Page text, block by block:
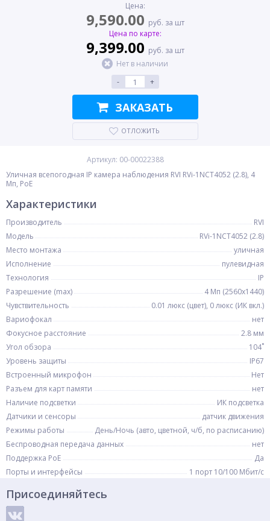
Цена:
9,590.00 руб. за шт
Цена по карте:
9,399.00 руб. за шт
Нет в наличии
-
+
ЗАКАЗАТЬ
ОТЛОЖИТЬ
Артикул: 00-00022388
Уличная всепогодная IP камера наблюдения RVI RVi-1NCT4052 (2.8), 4
Мп, PoE
Характеристики
Производитель
RVI
Модель
RVi-1NCT4052 (2.8)
Место монтажа
уличная
Исполнение
пулевидная
Технология
IP
Разрешение (max)
4 Мп (2560x1440)
Чувствительность
0.01 люкс (цвет), 0 люкс (ИК вкл.)
Вариофокал
нет
Фокусное расстояние
2.8 мм
Угол обзора
104˚
Уровень защиты
IP67
Встроенный микрофон
Нет
Разъем для карт памяти
нет
Наличие подсветки
ИК подсветка
Датчики и сенсоры
датчик движения
Режимы работы
День/Ночь (авто, цветной, ч/б, по расписанию)
Беспроводная передача данных
нет
Поддержка PoE
Да
Порты и интерфейсы
1 порт 10/100 Мбит/с
Присоединяйтесь